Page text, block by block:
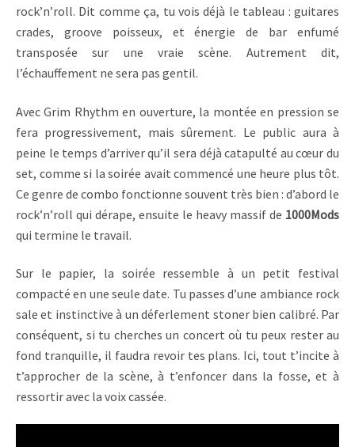
rock’n’roll. Dit comme ça, tu vois déjà le tableau : guitares
crades, groove poisseux, et énergie de bar enfumé
transposée sur une vraie scène. Autrement dit,
l’échauffement ne sera pas gentil.
Avec Grim Rhythm en ouverture, la montée en pression se
fera progressivement, mais sûrement. Le public aura à
peine le temps d’arriver qu’il sera déjà catapulté au cœur du
set, comme si la soirée avait commencé une heure plus tôt.
Ce genre de combo fonctionne souvent très bien : d’abord le
rock’n’roll qui dérape, ensuite le heavy massif de 1000Mods
qui termine le travail.
Sur le papier, la soirée ressemble à un petit festival
compacté en une seule date. Tu passes d’une ambiance rock
sale et instinctive à un déferlement stoner bien calibré. Par
conséquent, si tu cherches un concert où tu peux rester au
fond tranquille, il faudra revoir tes plans. Ici, tout t’incite à
t’approcher de la scène, à t’enfoncer dans la fosse, et à
ressortir avec la voix cassée.